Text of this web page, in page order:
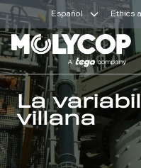
Español Ethics
La
villana